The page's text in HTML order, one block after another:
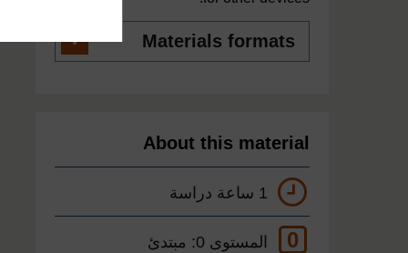
formats
About this material
1 ساعة دراسة
0 المستوى 0: مبتدئ